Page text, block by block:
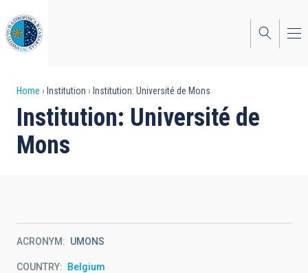
to
main
content
Breadcrumb
Home Institution Institution: Université de Mons
Institution: Université de
Mons
ACRONYM UMONS
COUNTRY Belgium